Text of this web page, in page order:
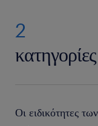
2
Οι ειδικότητες